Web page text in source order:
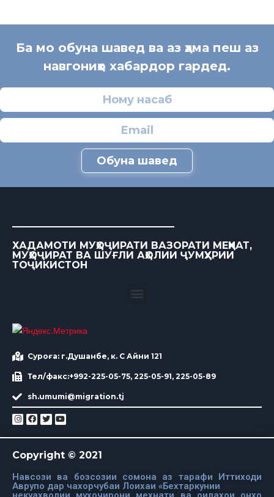
Ба мо обуна шавед ва аз ҳама пеш аз
навгониҳо хабардор гардед.
Обуна шавед
ХАДАМОТИ МУҲОҶИРАТИ ВАЗОРАТИ МЕҲНАТ,
МУҲОҶИРАТ ВА ШУҒЛИ АҲОЛИИ ҶУМҲУРИИ
ТОҶИКИСТОН
Суроға: г.Душанбе, к. С Айни 121
Тел/факс:+992-225-05-75, 225-05-91, 225-05-89
sh.umumi@migration.tj
Copyright © 2021
Навсози ва бозсозии сомона аз тарафи Иттиходи
Аврупо дар чахорчубаи Лоихаи «Бехтаркунии